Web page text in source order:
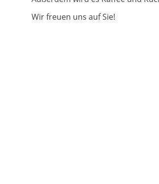
Wir freuen uns auf Sie!